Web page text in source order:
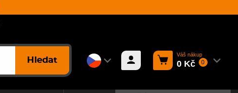
Hledat
Váš nákup
0 Kč 0